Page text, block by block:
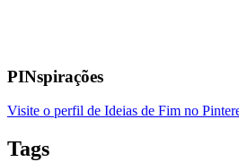
PINspirações
Visite o perfil de Ideias de Fim no
Tags